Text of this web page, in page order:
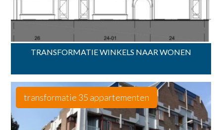
TRANSFORMATIE WINKELS NAAR WONEN
transformatie 35 appartementen